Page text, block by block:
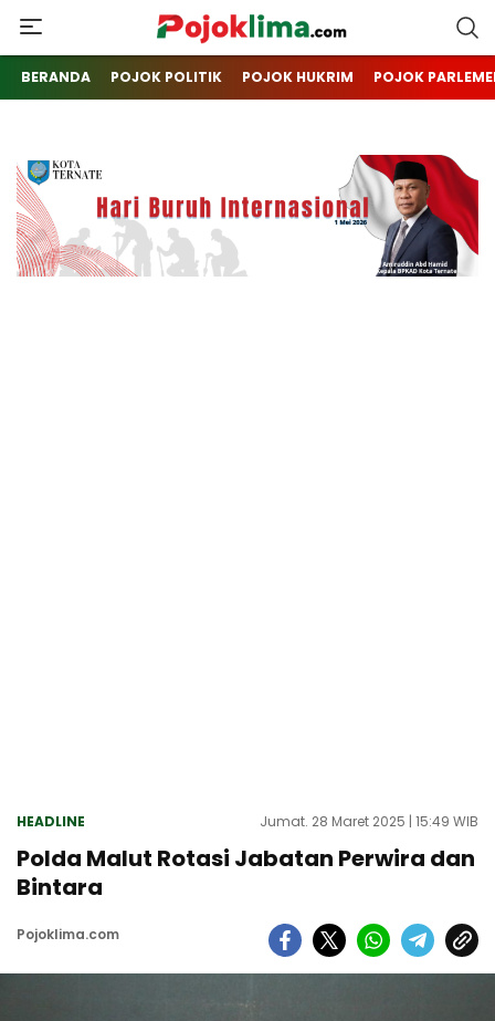
pojoklima.com
Mojokin
BERANDA POJOK POLITIK POJOK HUKRIM POJOK
HEADLINE Jumat. 28 Maret 2025 | 15:49 WIB
Polda Malut Rotasi Jabatan Perwira dan
Bintara
Pojoklima.com